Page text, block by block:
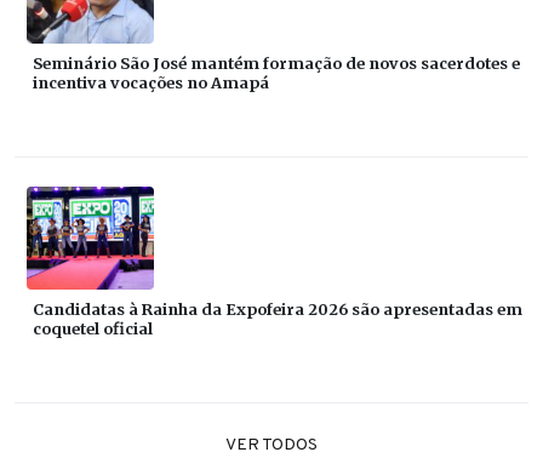
Seminário São José mantém formação de novos sacerdotes e
incentiva vocações no Amapá
Candidatas à Rainha da Expofeira 2026 são apresentadas em
coquetel oficial
VER TODOS